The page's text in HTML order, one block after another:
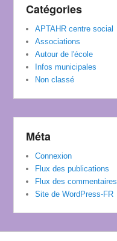
Catégories
APTAHR centre social
Associations
Autour de l'école
Infos municipales
Non classé
Méta
Connexion
Flux des publications
Flux des commentaires
Site de WordPress-FR